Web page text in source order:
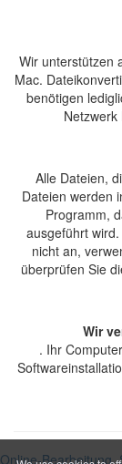
Wir unterstützen
Mac.
benötigen
Alle Dateien,
Dateien werden
Programm,
ausgeführt
nicht an,
überprüfen Sie
Wir
. Ihr
Online-Bearbeitung,